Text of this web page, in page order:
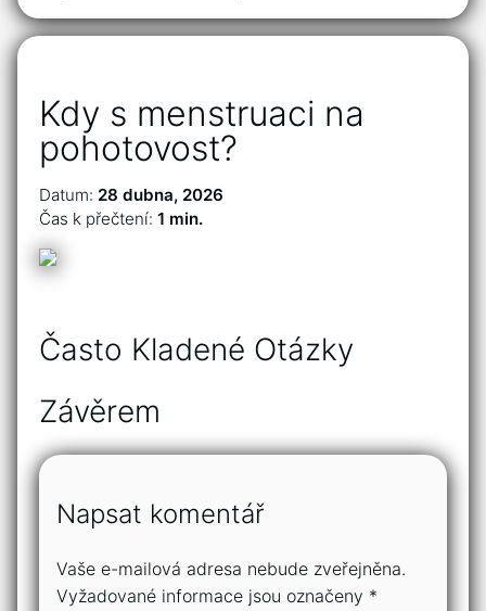
Kdy s menstruaci na
pohotovost?
Datum: 28 dubna, 2026
Čas k přečtení: 1 min.
Často Kladené Otázky
Závěrem
Napsat komentář
Vaše e-mailová adresa nebude zveřejněna.
Vyžadované informace jsou označeny *